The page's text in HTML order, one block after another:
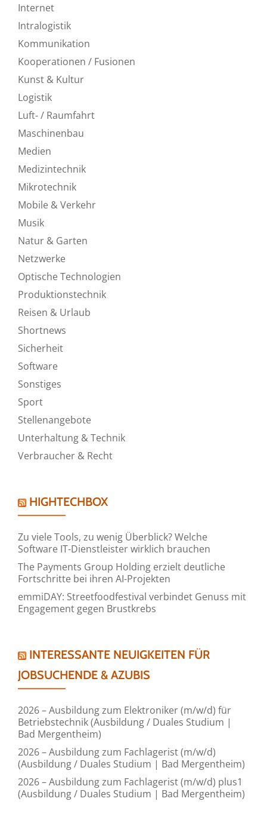
Internet
Intralogistik
Kommunikation
Kooperationen / Fusionen
Kunst & Kultur
Logistik
Luft- / Raumfahrt
Maschinenbau
Medien
Medizintechnik
Mikrotechnik
Mobile & Verkehr
Musik
Natur & Garten
Netzwerke
Optische Technologien
Produktionstechnik
Reisen & Urlaub
Shortnews
Sicherheit
Software
Sonstiges
Sport
Stellenangebote
Unterhaltung & Technik
Verbraucher & Recht
HIGHTECHBOX
Zu viele Tools, zu wenig Überblick? Welche
Software IT-Dienstleister wirklich brauchen
The Payments Group Holding erzielt deutliche
Fortschritte bei ihren AI-Projekten
emmiDAY: Streetfoodfestival verbindet Genuss mit
Engagement gegen Brustkrebs
INTERESSANTE NEUIGKEITEN FÜR
JOBSUCHENDE & AZUBIS
2026 – Ausbildung zum Elektroniker (m/w/d) für
Betriebstechnik (Ausbildung / Duales Studium |
Bad Mergentheim)
2026 – Ausbildung zum Fachlagerist (m/w/d)
(Ausbildung / Duales Studium | Bad Mergentheim)
2026 – Ausbildung zum Fachlagerist (m/w/d) plus1
(Ausbildung / Duales Studium | Bad Mergentheim)